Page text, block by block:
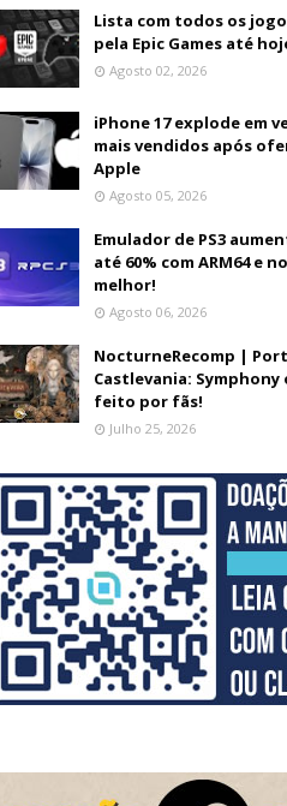
Lista com todos os
pela Epic Games até
Agosto 02, 2026
iPhone 17 explode em
mais vendidos após
Apple
Agosto 05, 2026
Emulador de PS3
até 60% com ARM64 e
melhor!
Agosto 06, 2026
NocturneRecomp | Port
Castlevania:
feito por fãs!
Julho 25, 2026